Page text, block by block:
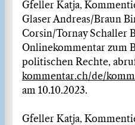
Gfeller Katja,
Glaser Andreas/Braun
Corsin/Tornay Schaller
Onlinekommentar zum
politischen Rechte,
kommentar.ch/de/
am 10.10.2023.
Gfeller Katja,